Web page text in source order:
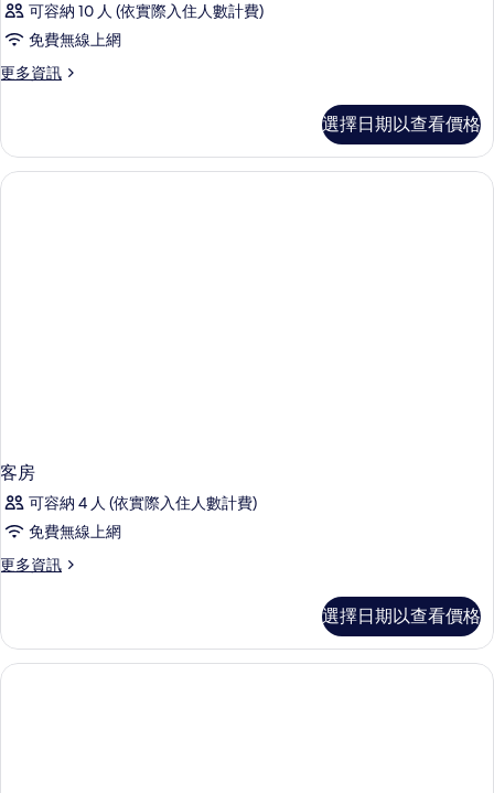
可容納 10 人 (依實際入住人數計費)
免費無線上網
更多資訊
更
的
詳
情
選擇日期以查看價格
客房
可容納 4 人 (依實際入住人數計費)
免費無線上網
更多資訊
更
的
詳
情
選擇日期以查看價格